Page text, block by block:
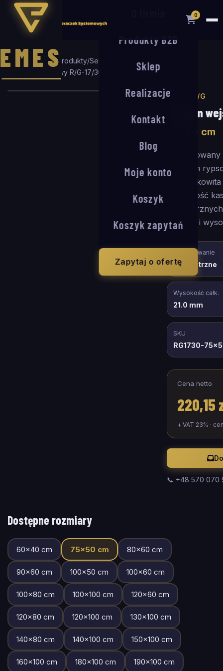
EMES
0
Produkty B2B
Sklep
Realizacje
Kontakt
Blog
Moje konto
Koszyk
Koszyk zapytań
Zapytaj o ofertę
Strona główna /Produkty/Seria R/G
System wejściowy R/G-17/30
cm
SERIA R/G
System
50 cm
wkładem
mm,
(głębokość
średnim i
Zastosowanie
wewnętrzne
Wysokość całk.
21.0 mm
SKU
RG1730-
Cena netto
220,15
+ VAT 23% ·
📞 +48 570 070
Dostępne rozmiary
60×40 cm 75×50 cm 80×60 cm
90×60 cm 100×50 cm 100×60 cm
100×80 cm 100×100 cm 120×60 cm
120×80 cm 120×100 cm 130×100 cm
140×80 cm 140×100 cm 150×100 cm
160×100 cm 180×100 cm 190×100 cm